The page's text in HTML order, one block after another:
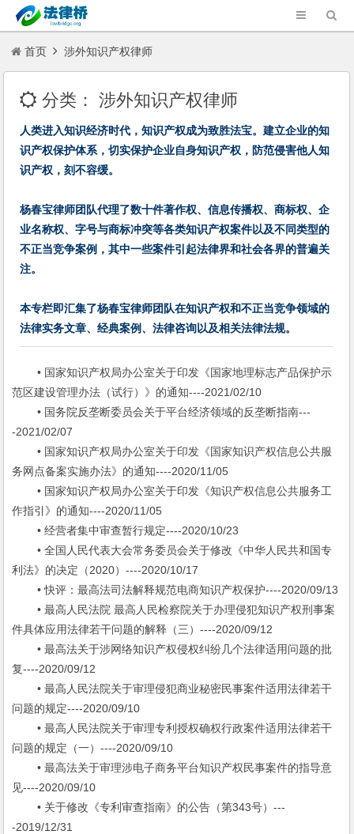
首页 涉外知识产权律师
分类：涉外知识产权律师
人类进入知识经济时代，知识产权成为致胜法宝。建立企业的知
识产权保护体系，切实保护企业自身知识产权，防范侵害他人知
识产权，刻不容缓。
杨春宝律师团队代理了数十件著作权、信息传播权、商标权、企
业名称权、字号与商标冲突等各类知识产权案件以及不同类型的
不正当竞争案例，其中一些案件引起法律界和社会各界的普遍关
注。
本专栏即汇集了杨春宝律师团队在知识产权和不正当竞争领域的
法律实务文章、经典案例、法律咨询以及相关法律法规。
• 国家知识产权局办公室关于印发《国家地理标志产品保护示
范区建设管理办法（试行）》的通知----2021/02/10
• 国务院反垄断委员会关于平台经济领域的反垄断指南---
-2021/02/07
• 国家知识产权局办公室关于印发《国家知识产权信息公共服
务网点备案实施办法》的通知----2020/11/05
• 国家知识产权局办公室关于印发《知识产权信息公共服务工
作指引》的通知----2020/11/05
• 经营者集中审查暂行规定----2020/10/23
• 全国人民代表大会常务委员会关于修改《中华人民共和国专
利法》的决定（2020）----2020/10/17
• 快评：最高法司法解释规范电商知识产权保护----2020/09/13
• 最高人民法院 最高人民检察院关于办理侵犯知识产权刑事案
件具体应用法律若干问题的解释（三）----2020/09/12
• 最高法关于涉网络知识产权侵权纠纷几个法律适用问题的批
复----2020/09/12
• 最高人民法院关于审理侵犯商业秘密民事案件适用法律若干
问题的规定----2020/09/10
• 最高人民法院关于审理专利授权确权行政案件适用法律若干
问题的规定（一）----2020/09/10
• 最高法关于审理涉电子商务平台知识产权民事案件的指导意
见----2020/09/10
• 关于修改《专利审查指南》的公告（第343号）---
-2019/12/31